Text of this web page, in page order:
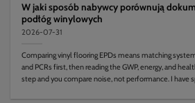
W jaki sposób nabywcy porównują
podłóg winylowych
2026-07-31
Comparing vinyl flooring EPDs means matching
and PCRs first, then reading the GWP, energy, and
step and you compare noise, not performance. I have